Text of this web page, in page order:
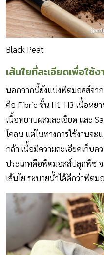
Black Peat
เส้นใยที่ละเอียดเพื่อใช้
นอกจากนี้ยังแบ่งพีตมอสส์จา
คือ Fibric ชั้น H1-H3 เนื้อหย
เนื้อหยาบผสมละเอียด และ
โคลน แต่ในทางการใช้งานจ
กล้า เนื้อมีความละเอียดเก็บ
ประเภทคือพีตมอสส์ปลูกพืช
เส้นใย ระบายน้ำได้ดีกว่าพีตม